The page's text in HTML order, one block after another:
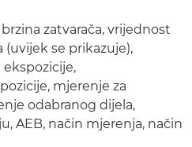
zatvarača, vrijednost
(uvijek se prikazuje),
mjerenje za
odabranog dijela,
AEB, način mjerenja, način